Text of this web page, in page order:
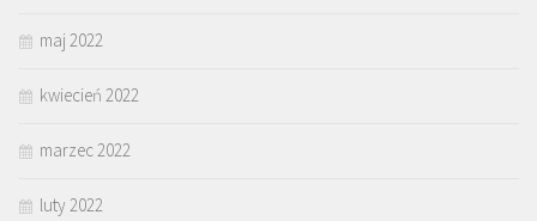
maj 2022
kwiecień 2022
marzec 2022
luty 2022